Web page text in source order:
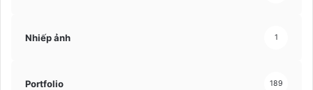
Nhiếp ảnh 1
Portfolio 189